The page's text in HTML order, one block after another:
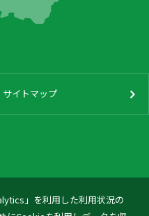
」を利用した利用状況の
サイトマップ